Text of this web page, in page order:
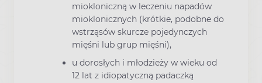
miokloniczną w leczeniu napadów
mioklonicznych (krótkie, podobne do
wstrząsów skurcze pojedynczych
mięśni lub grup mięśni),
u dorosłych i młodzieży w wieku od
12 lat z idiopatyczną padaczką